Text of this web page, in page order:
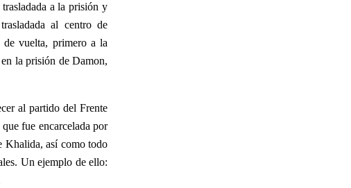
a la prisión y
al centro de
de vuelta, primero a la
la prisión de Damon,
al partido del Frente
fue encarcelada por
Khalida, así como todo
Un ejemplo de ello: